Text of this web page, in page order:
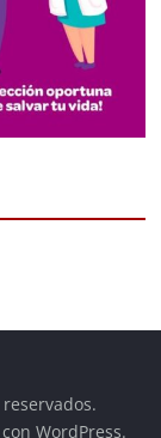
conWordPress.